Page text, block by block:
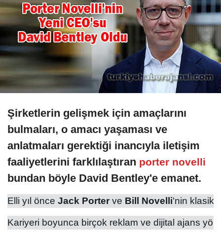
Şirketlerin gelişmek için amaçlarını
bulmaları, o amacı yaşaması ve
anlatmaları gerektiği inancıyla iletişim
faaliyetlerini farklılaştıran porter novelli
bundan böyle David Bentley'e emanet.
Elli yıl önce Jack Porter ve Bill Novelli'nin klasik
Kariyeri boyunca birçok reklam ve dijital ajans